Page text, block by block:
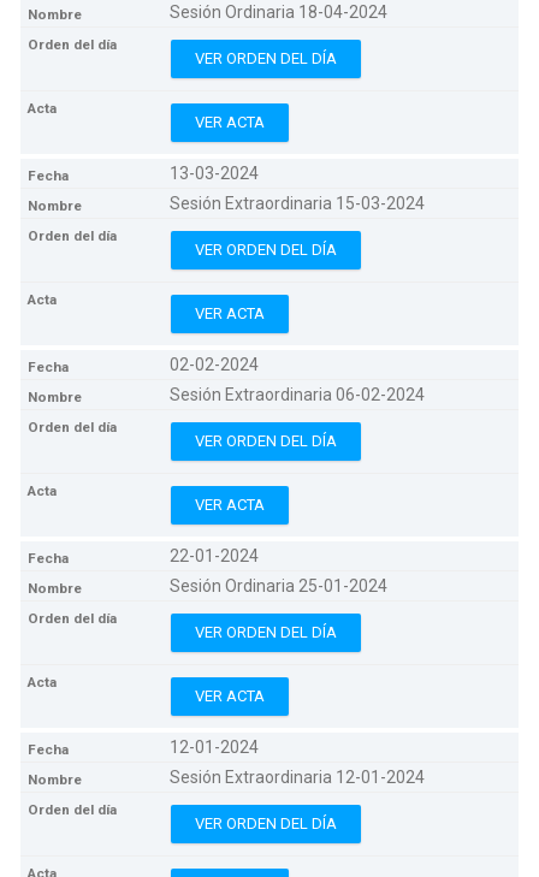
Sesión Ordinaria 18-04-2024
VER ORDEN DEL DÍA
VER ACTA
13-03-2024
Sesión Extraordinaria 15-03-2024
VER ORDEN DEL DÍA
VER ACTA
02-02-2024
Sesión Extraordinaria 06-02-2024
VER ORDEN DEL DÍA
VER ACTA
22-01-2024
Sesión Ordinaria 25-01-2024
VER ORDEN DEL DÍA
VER ACTA
12-01-2024
Sesión Extraordinaria 12-01-2024
VER ORDEN DEL DÍA